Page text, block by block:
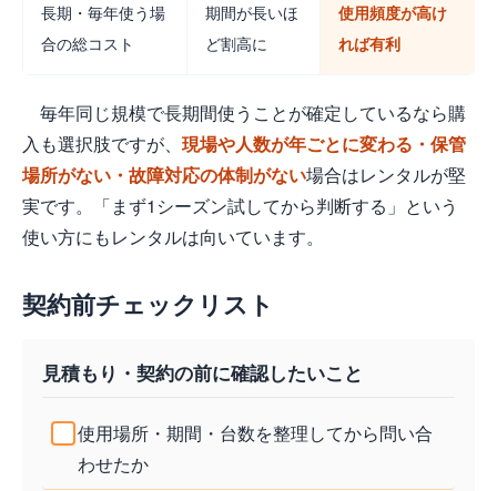
長期・毎年使う場
合の総コスト
期間が長いほ
ど割高に
使用頻度が高け
れば有利
毎年同じ規模で長期間使うことが確定しているなら購
入も選択肢ですが、 現場や人数が年ごとに変わる・保管
場所がない・故障対応の体制がない場合はレンタルが堅
実です。「まず1シーズン試してから判断する」という
使い方にもレンタルは向いています。
契約前チェックリスト
見積もり・契約の前に確認したいこと
使用場所・期間・台数を整理してから問い合
わせたか